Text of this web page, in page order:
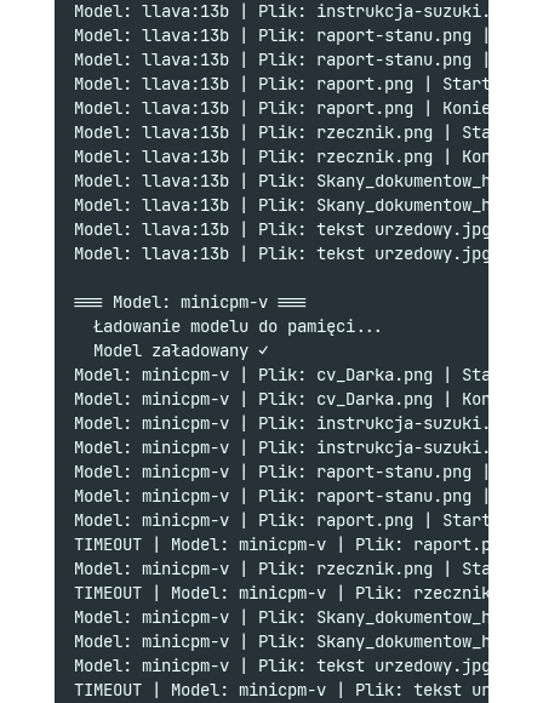
Model: llava:13b | Plik: instrukcja-suzuki.png |
Model: llava:13b | Plik: raport-stanu.png |
Model: llava:13b | Plik: raport-stanu.png |
Model: llava:13b | Plik: raport.png | Start:
Model: llava:13b | Plik: raport.png | Koniec:
Model: llava:13b | Plik: rzecznik.png | Start:
Model: llava:13b | Plik: rzecznik.png | Koniec:
Model: llava:13b | Plik:
Model: llava:13b | Plik:
Model: llava:13b | Plik: tekst urzedowy.jpg |
Model: llava:13b | Plik: tekst urzedowy.jpg |
=== Model: minicpm-v ===
  Ładowanie modelu do pamięci...
  Model załadowany ✓
Model: minicpm-v | Plik: cv_Darka.png | Start:
Model: minicpm-v | Plik: cv_Darka.png | Koniec:
Model: minicpm-v | Plik: instrukcja-suzuki.png
Model: minicpm-v | Plik: instrukcja-suzuki.png |
Model: minicpm-v | Plik: raport-stanu.png |
Model: minicpm-v | Plik: raport-stanu.png |
Model: minicpm-v | Plik: raport.png | Start:
TIMEOUT | Model: minicpm-v | Plik: raport.png |
Model: minicpm-v | Plik: rzecznik.png | Start:
TIMEOUT | Model: minicpm-v | Plik: rzecznik.png
Model: minicpm-v | Plik:
Model: minicpm-v | Plik:
Model: minicpm-v | Plik: tekst urzedowy.jpg |
TIMEOUT | Model: minicpm-v | Plik: tekst